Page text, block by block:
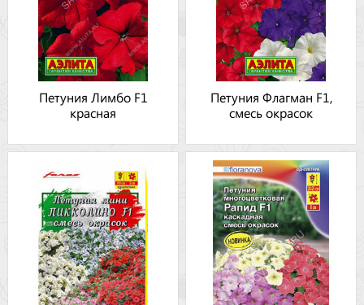
Петуния Лимбо F1
красная
Петуния Флагман F1,
смесь окрасок